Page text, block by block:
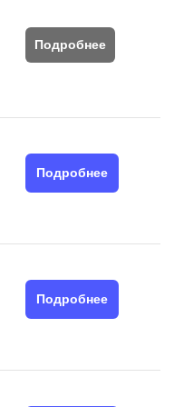
Подробнее
Подробнее
Подробнее